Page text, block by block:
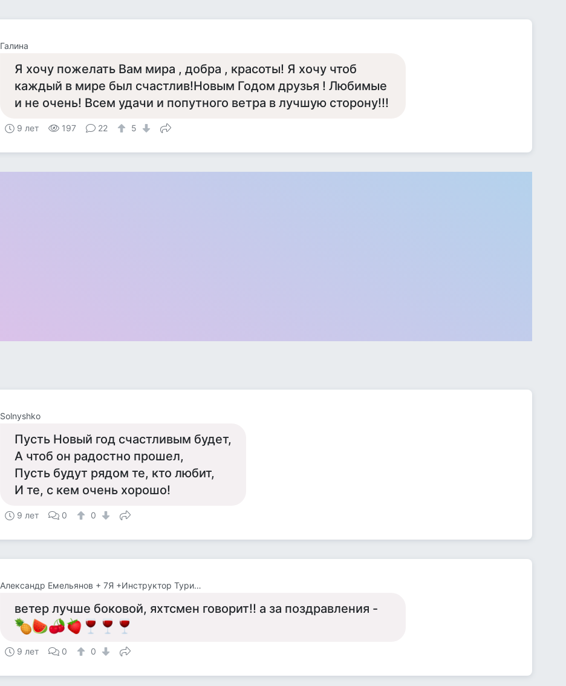
Галина
Я хочу пожелать Вам мира , добра , красоты! Я хочу чтоб
каждый в мире был счастлив!Новым Годом друзья ! Любимые
и не очень! Всем удачи и попутного ветра в лучшую сторону!!!
9 лет 197 22 5
Solnyshko
Пусть Новый год счастливым будет,
А чтоб он радостно прошел,
Пусть будут рядом те, кто любит,
И те, с кем очень хорошо!
9 лет 0 0
Александр Емельянов + 7Я +Инструктор Туризма
ветер лучше боковой, яхтсмен говорит!! а за поздравления -
9 лет 0 0